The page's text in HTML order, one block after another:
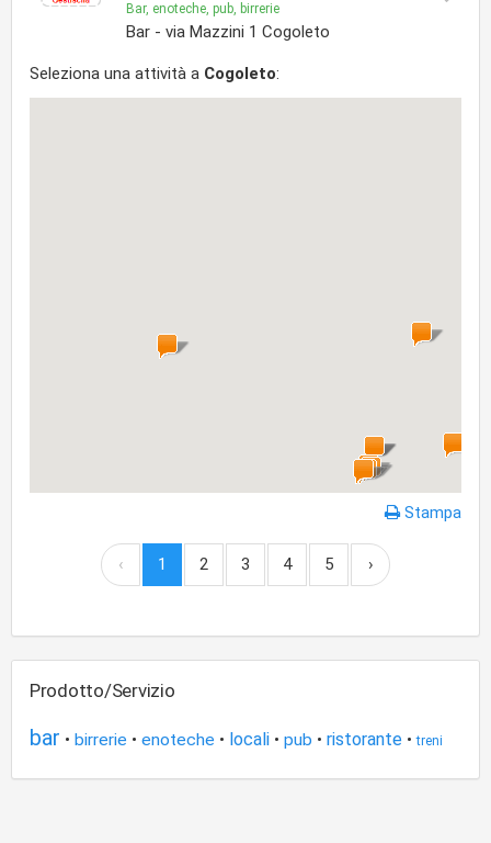
Bar, enoteche, pub, birrerie
Bar - via Mazzini 1 Cogoleto
Seleziona una attività a Cogoleto:
Stampa
‹ 1 2 3 4 5 ›
Prodotto/Servizio
bar • birrerie • enoteche • locali • pub • ristorante •treni